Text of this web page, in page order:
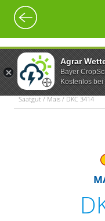
Agrar
Bayer
Kostenlos
Saatgut / Mais / DKC 3414